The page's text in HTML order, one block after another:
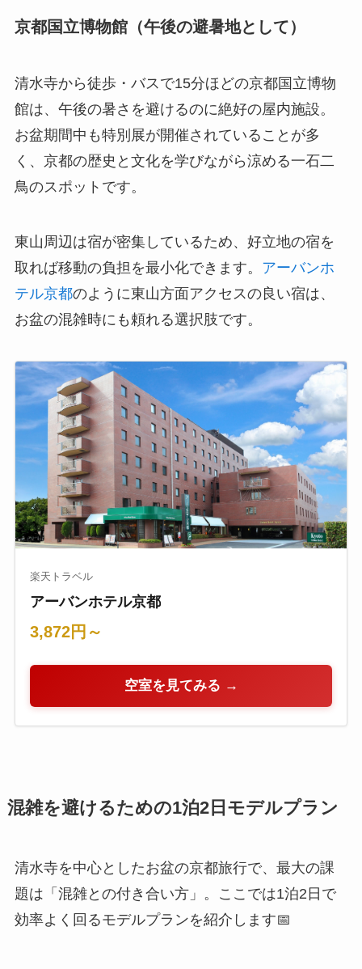
京都国立博物館（午後の避暑地として）
清水寺から徒歩・バスで15分ほどの京都国立博物
館は、午後の暑さを避けるのに絶好の屋内施設。
お盆期間中も特別展が開催されていることが多
く、京都の歴史と文化を学びながら涼める一石二
鳥のスポットです。
東山周辺は宿が密集しているため、好立地の宿を
取れば移動の負担を最小化できます。 アーバンホ
テル京都のように東山方面アクセスの良い宿は、
お盆の混雑時にも頼れる選択肢です。
楽天トラベル
アーバンホテル京都
3,872円～
空室を見てみる →
混雑を避けるための1泊2日モデルプラン
清水寺を中心としたお盆の京都旅行で、最大の課
題は「混雑との付き合い方」。ここでは1泊2日で
効率よく回るモデルプランを紹介します📅